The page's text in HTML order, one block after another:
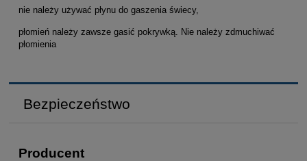
nie należy używać płynu do gaszenia świecy,
płomień należy zawsze gasić pokrywką. Nie należy zdmuchiwać
płomienia
Bezpieczeństwo
Producent